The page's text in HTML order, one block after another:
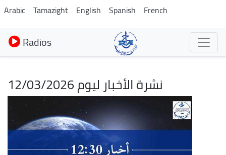
Aller
au
contenu
principal
Arabic Tamazight English Spanish French
Radios
نشرة الأخبار ليوم 12/03/2026